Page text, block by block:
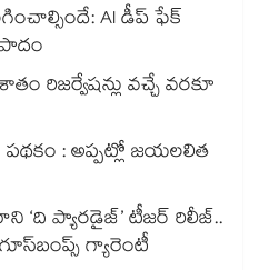
AI డీప్ ఫేక్
రిజర్వేషన్లు వచ్చే వరకూ
: అప్పట్లో జయలలిత
నాని ‘ది ప్యారడైజ్‌‌’ టీజర్ రిలీజ్..
గ్యారెంటీ